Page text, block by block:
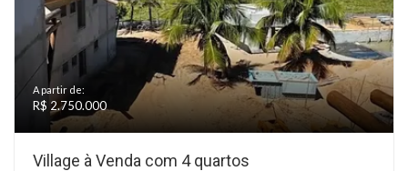
A partir de:
R$ 2.750.000
Village à Venda com 4 quartos